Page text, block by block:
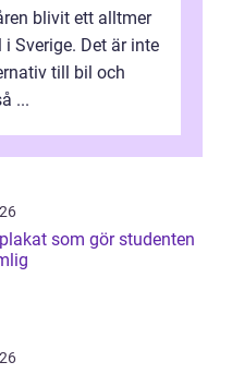
blivit ett alltmer
Sverige. Det är inte
till bil och
...
som gör studenten